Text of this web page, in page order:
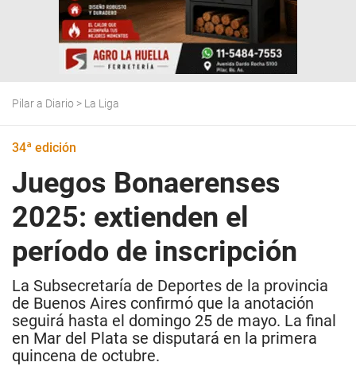
Pilar a Diario > La Liga
34ª edición
Juegos Bonaerenses
2025: extienden el
período de inscripción
La Subsecretaría de Deportes de la provincia
de Buenos Aires confirmó que la anotación
seguirá hasta el domingo 25 de mayo. La final
en Mar del Plata se disputará en la primera
quincena de octubre.